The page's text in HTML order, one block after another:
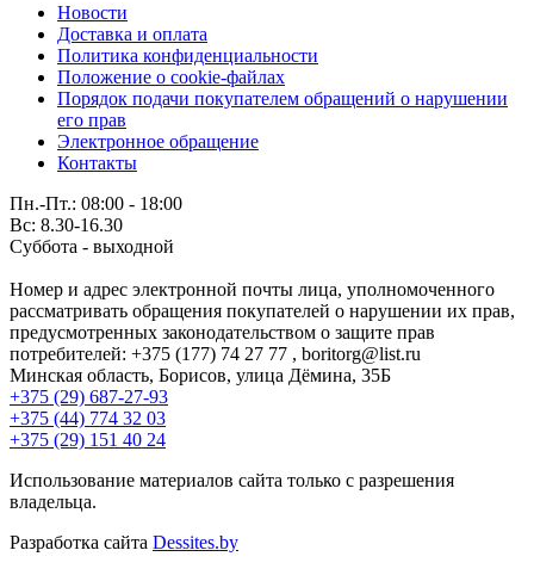
Новости
Доставка и оплата
Политика конфиденциальности
Положение о cookie-файлах
Порядок подачи покупателем обращений о нарушении
его прав
Электронное обращение
Контакты
Пн.-Пт.: 08:00 - 18:00
Вс: 8.30-16.30
Суббота - выходной
Номер и адрес электронной почты лица, уполномоченного
рассматривать обращения покупателей о нарушении их прав,
предусмотренных законодательством о защите прав
потребителей: +375 (177) 74 27 77 , boritorg@list.ru
Минская область, Борисов, улица Дёмина, 35Б
+375 (29) 687-27-93
+375 (44) 774 32 03
+375 (29) 151 40 24
Использование материалов сайта только с разрешения
владельца.
Разработка сайта Dessites.by